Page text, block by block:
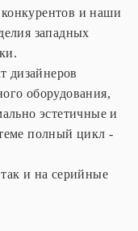
и наши
западных
дизайнеров
оборудования,
эстетичные и
полный цикл -
и на серийные